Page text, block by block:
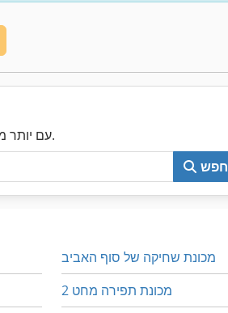
עכשיו חפש את כל Machineseeker עם יותר מ-200,000 מכונות יד שנייה.
חפש
מכונת שחיקה של סוף האביב
מכונת תפירה מחט 2